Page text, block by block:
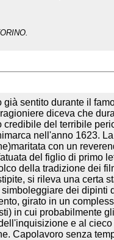
già sentito durante il
diceva che
credibile del terribile
nell'anno 1623.
con un
del figlio di primo
della tradizione dei
si rileva una certa
dei dipinti
girato in un
in cui probabilmente
e al
Capolavoro senza